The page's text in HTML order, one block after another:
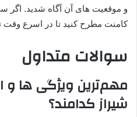
و موقعیت های آن آگاه شدید. اگر
کامنت مطرح کنید تا در اسرع
سوالات متداول
مهم‌ترین ویژگی ها و
شیراز کدامند؟